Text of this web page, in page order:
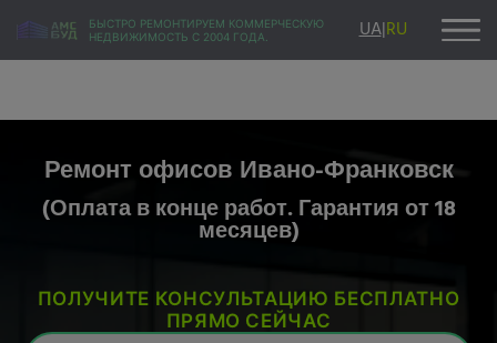
БЫСТРО РЕМОНТИРУЕМ КОММЕРЧЕСКУЮ
НЕДВИЖИМОСТЬ С 2004 ГОДА.
UA|RU
Ремонт офисов Ивано-Франковск
(Оплата в конце работ. Гарантия от 18
месяцев)
ПОЛУЧИТЕ КОНСУЛЬТАЦИЮ БЕСПЛАТНО
ПРЯМО СЕЙЧАС